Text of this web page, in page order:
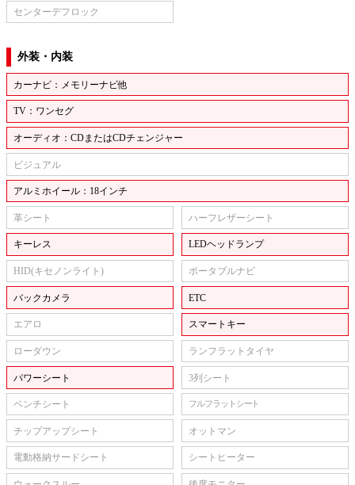
センターデフロック
外装・内装
カーナビ：メモリーナビ他
TV：ワンセグ
オーディオ：CDまたはCDチェンジャー
ビジュアル
アルミホイール：18インチ
革シート ハーフレザーシート
キーレス LEDヘッドランプ
HID(キセノンライト) ポータブルナビ
バックカメラ ETC
エアロ スマートキー
ローダウン ランフラットタイヤ
パワーシート 3列シート
ベンチシート フルフラットシート
チップアップシート オットマン
電動格納サードシート シートヒーター